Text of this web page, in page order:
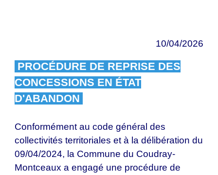
10/04/2026
PROCÉDURE DE REPRISE DES
CONCESSIONS EN ÉTAT
D'ABANDON
Conformément au code général des
collectivités territoriales et à la délibération du
09/04/2024, la Commune du Coudray-
Montceaux a engagé une procédure de